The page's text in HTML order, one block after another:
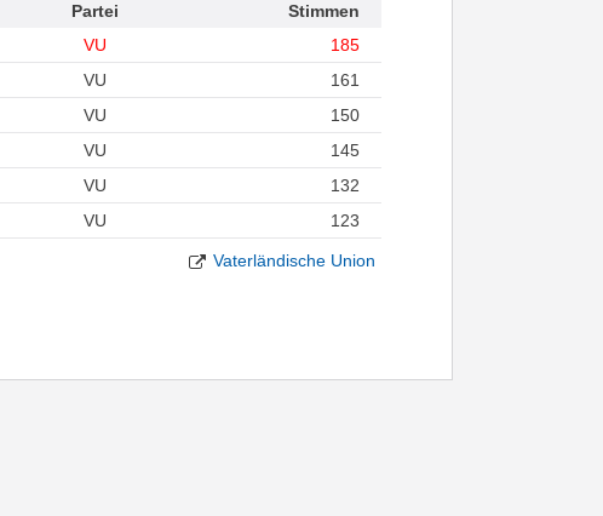
Partei
Stimmen
VU
185
VU
161
VU
150
VU
145
VU
132
VU 123
Vaterländische Union